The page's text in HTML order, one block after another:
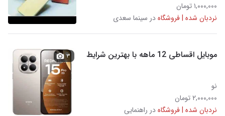
۱,۰۰۰,۰۰۰ تومان
نردبان شده | فروشگاهدر سینما سعدی
موبایل اقساطی 12 ماهه با بهترین شرایط
نو
۲,۰۰۰,۰۰۰ تومان
نردبان شده | فروشگاهدر راهنمایی
۳